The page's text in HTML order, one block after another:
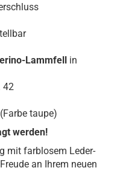
Lammfell in
42
(Farbe taupe)
werden!
mit farblosem Leder-
an Ihrem neuen